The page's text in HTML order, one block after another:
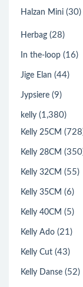
Halzan Mini (30)
Herbag (28)
In the-loop (16)
Jige Elan (44)
Jypsiere (9)
kelly (1,380)
Kelly 25CM
Kelly 28CM
Kelly 32CM (55)
Kelly 35CM (6)
Kelly 40CM (5)
Kelly Ado (21)
Kelly Cut (43)
Kelly Danse (52)